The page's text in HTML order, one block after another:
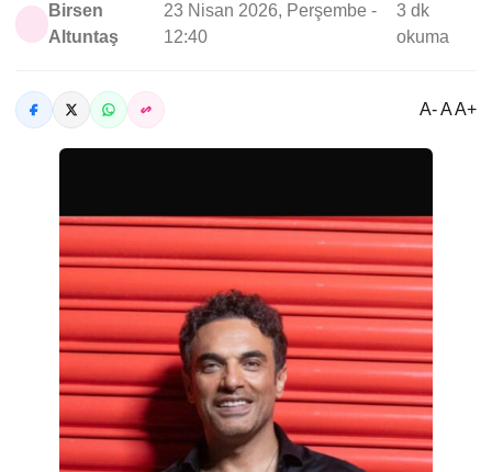
Birsen
Altuntaş
23 Nisan 2026, Perşembe -
12:40
3 dk
okuma
A- A A+